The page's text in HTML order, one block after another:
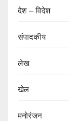
देश – विदेश
संपादकीय
लेख
खेल
मनोरंजन